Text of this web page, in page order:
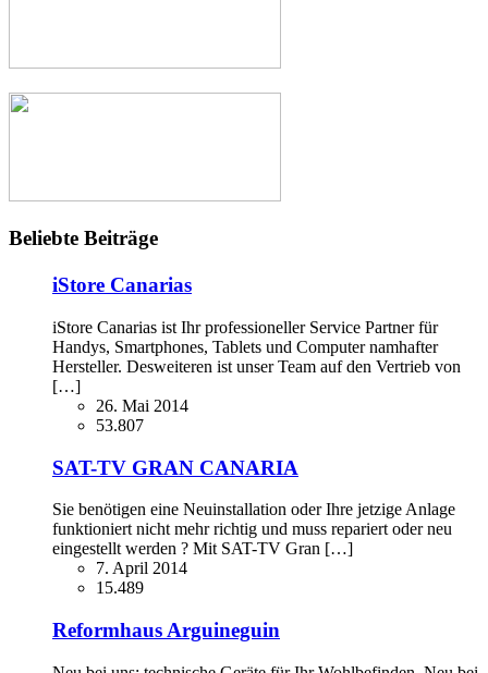
Beliebte Beiträge
iStore Canarias
iStore Canarias ist Ihr professioneller Service Partner für
Handys, Smartphones, Tablets und Computer namhafter
Hersteller. Desweiteren ist unser Team auf den Vertrieb von
[…]
26. Mai 2014
53.807
SAT-TV GRAN CANARIA
Sie benötigen eine Neuinstallation oder Ihre jetzige Anlage
funktioniert nicht mehr richtig und muss repariert oder neu
eingestellt werden ? Mit SAT-TV Gran […]
7. April 2014
15.489
Reformhaus Arguineguin